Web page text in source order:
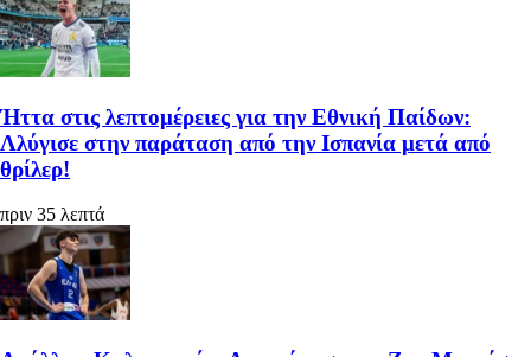
Ήττα στις λεπτομέρειες για την Εθνική Παίδων:
Λλύγισε στην παράταση από την Ισπανία μετά από
θρίλερ!
πριν 35 λεπτά